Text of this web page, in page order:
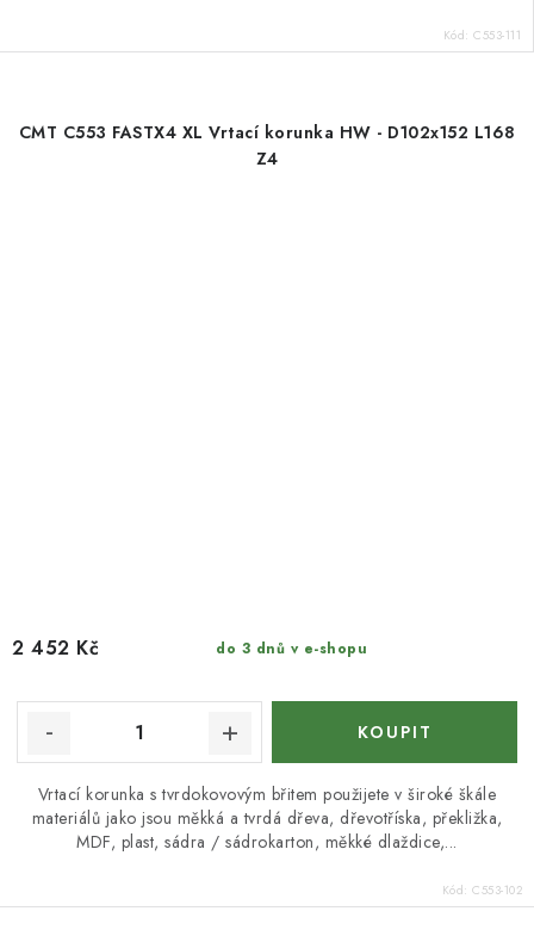
Kód: C553-111
CMT C553 FASTX4 XL Vrtací korunka HW - D102x152 L168
Z4
do 3 dnů v e-shopu
2 452 Kč
Vrtací korunka s tvrdokovovým břitem použijete v široké škále
materiálů jako jsou měkká a tvrdá dřeva, dřevotříska, překližka,
MDF, plast, sádra / sádrokarton, měkké dlaždice,...
Kód: C553-102